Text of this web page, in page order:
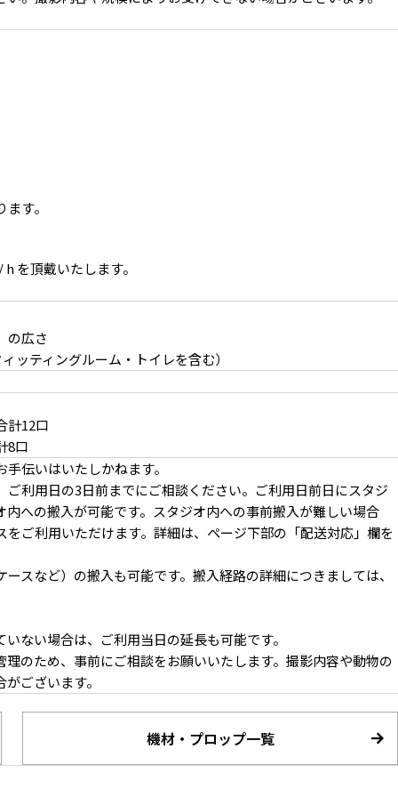
す。
を頂戴いたします。
の広さ
ッティングルーム・トイレを含む）
計12口
8口
伝いはいたしかねます。
利用日の3日前までにご相談ください。ご利用日前日にスタジ
への搬入が可能です。スタジオ内への事前搬入が難しい場合
ご利用いただけます。詳細は、ページ下部の「配送対応」欄を
スなど）の搬入も可能です。搬入経路の詳細につきましては、
ない場合は、ご利用当日の延長も可能です。
のため、事前にご相談をお願いいたします。撮影内容や動物の
ございます。
機材・プロップ一覧